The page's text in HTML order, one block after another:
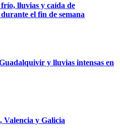
lluvias y caída de
el fin de semana
y lluvias intensas en
Valencia y Galicia